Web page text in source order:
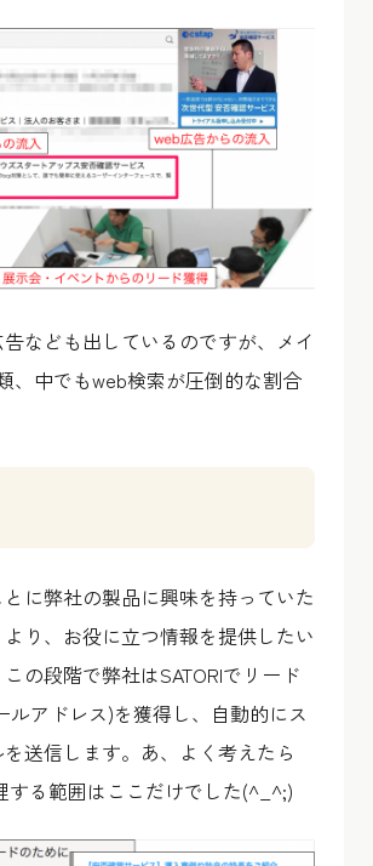
なども出しているのですが、メイ
、中でもweb検索が圧倒的な割合
に弊社の製品に興味を持っていた
り、お役に立つ情報を提供したい
の段階で弊社はSATORIでリード
ルアドレス)を獲得し、自動的にス
送信します。あ、よく考えたら
する範囲はここだけでした(^_^;)